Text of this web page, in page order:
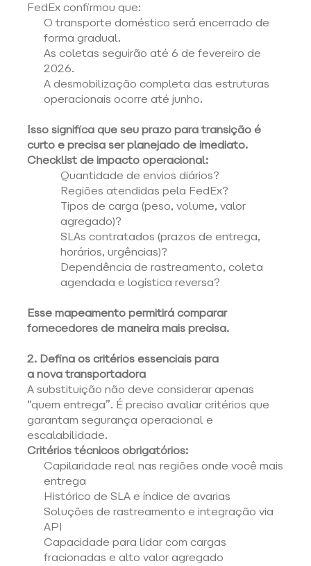
FedEx confirmou que:
O transporte doméstico será encerrado de
forma gradual.
As coletas seguirão até 6 de fevereiro de
2026.
A desmobilização completa das estruturas
operacionais ocorre até junho.
Isso significa que seu prazo para transição é
curto e precisa ser planejado de imediato.
Checklist de impacto operacional:
Quantidade de envios diários?
Regiões atendidas pela FedEx?
Tipos de carga (peso, volume, valor
agregado)?
SLAs contratados (prazos de entrega,
horários, urgências)?
Dependência de rastreamento, coleta
agendada e logística reversa?
Esse mapeamento permitirá comparar
fornecedores de maneira mais precisa.
2. Defina os critérios essenciais para
a nova transportadora
A substituição não deve considerar apenas
“quem entrega”. É preciso avaliar critérios que
garantam segurança operacional e
escalabilidade.
Critérios técnicos obrigatórios:
Capilaridade real nas regiões onde você mais
entrega
Histórico de SLA e índice de avarias
Soluções de rastreamento e integração via
API
Capacidade para lidar com cargas
fracionadas e alto valor agregado